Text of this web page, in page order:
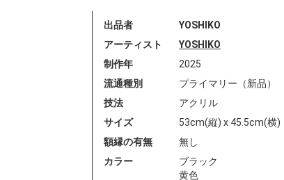
出品者
YOSHIKO
アーティスト
YOSHIKO
制作年
2025
流通種別
プライマリー（新品）
技法
アクリル
サイズ
53cm(縦) x 45.5cm(横)
額縁の有無
無し
カラー
ブラック
黄色